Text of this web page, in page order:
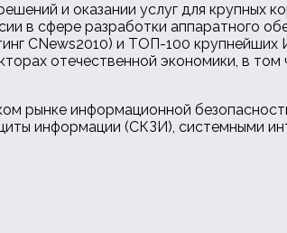
и оказании услуг для крупных
в сфере разработки аппаратного
CNews2010) и ТОП-100 крупнейших
отечественной экономики, в
рынке информационной
информации (СКЗИ), системными